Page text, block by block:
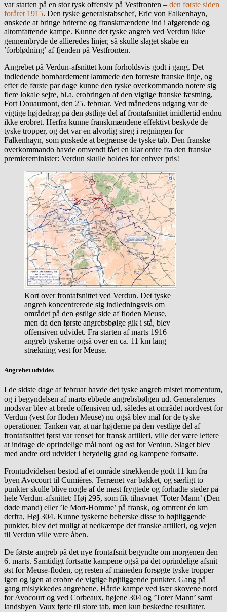
var starten på en stor tysk offensiv på Vestfronten – den første siden
foråret 1915. Den tyske generalstabschef, Eric von Falkenhayn,
ønskede at bringe briterne og franskmændene ind i afgørende og
altomfattende kampe. Kunne det tyske angreb ved Verdun ikke
gennembryde de allieredes linjer, så skulle slaget skabe en
’forblødning’ af fjenden på Vestfronten.
Angrebet på Verdun-afsnittet kom forholdsvis godt i gang. Det
indledende bombardement lammede den forreste franske linje, og
efter de første par dage kunne den tyske overkommando notere sig
flere lokale sejre, bl.a. erobringen af den vigtige franske fæstning,
Fort Douaumont, den 25. februar. Ved månedens udgang var de
vigtige højdedrag på den østlige del af frontafsnittet imidlertid endnu
ikke erobret. Herfra kunne franskmændene effektivt beskyde de
tyske tropper, og det var en alvorlig streg i regningen for
Falkenhayn, som ønskede at begrænse de tyske tab. Den franske
overkommando havde omvendt fået en klar ordre fra den franske
premiereminister: Verdun skulle holdes for enhver pris!
Kort over frontafsnittet ved Verdun. Det tyske
angreb koncentrerede sig indledningsvis om
området på den østlige side af floden Meuse,
men da den første angrebsbølge gik i stå, blev
offensiven udvidet. Fra starten af marts 1916
angreb tyskerne også over en ca. 11 km lang
strækning vest for Meuse.
Angrebet udvides
I de sidste dage af februar havde det tyske angreb mistet momentum,
og i begyndelsen af marts ebbede angrebsbølgen ud. Generalernes
modsvar blev at brede offensiven ud, således at området nordvest for
Verdun (vest for floden Meuse) nu også blev mål for de tyske
operationer. Tanken var, at når højderne på den vestlige del af
frontafsnittet først var renset for fransk artilleri, ville det være lettere
at indtage de oprindelige mål nord og øst for Verdun. Slaget blev
med andre ord udvidet i betydelig grad og kampene fortsatte.
Frontudvidelsen bestod af et område strækkende godt 11 km fra
byen Avocourt til Cumières. Terrænet var bakket, og særligt to
punkter skulle blive nogle af de mest frygtede og forhadte steder på
hele Verdun-afsnittet: Høj 295, som fik tilnavnet ’Toter Mann’ (Den
døde mand) eller ’le Mort-Homme’ på fransk, og omtrent én km
derfra, Høj 304. Kunne tyskerne beherske disse to højtliggende
punkter, blev det muligt at nedkæmpe det franske artilleri, og vejen
til Verdun ville være åben.
De første angreb på det nye frontafsnit begyndte om morgenen den
6. marts. Samtidigt fortsatte kampene også på det oprindelige afsnit
øst for Meuse-floden, og resten af måneden forsøgte tyske tropper
igen og igen at erobre de vigtige højtliggende punkter. Gang på
gang mislykkedes angrebene. Hårde kampe ved især skovene nord
for Avocourt og ved Corbeaux, højene 304 og ’Toter Mann’ samt
landsbyen Vaux førte til store tab, men kun beskedne resultater.